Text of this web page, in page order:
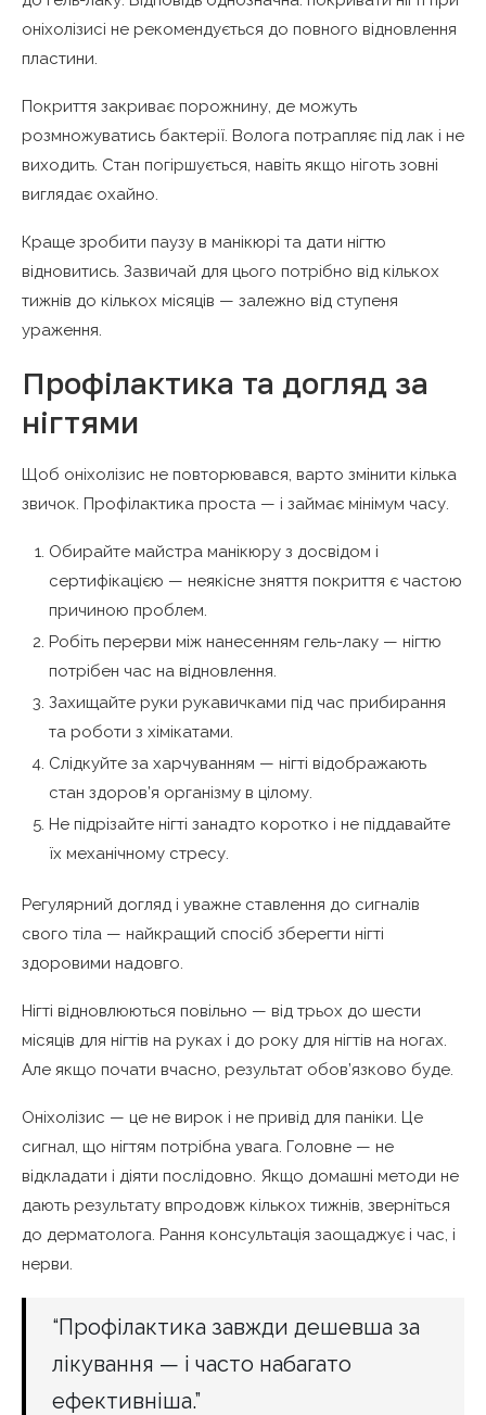
оніхолізисі не рекомендується до повного відновлення
пластини.
Покриття закриває порожнину, де можуть
розмножуватись бактерії. Волога потрапляє під лак і не
виходить. Стан погіршується, навіть якщо ніготь зовні
виглядає охайно.
Краще зробити паузу в манікюрі та дати нігтю
відновитись. Зазвичай для цього потрібно від кількох
тижнів до кількох місяців — залежно від ступеня
ураження.
Профілактика та догляд за
нігтями
Щоб оніхолізис не повторювався, варто змінити кілька
звичок. Профілактика проста — і займає мінімум часу.
Обирайте майстра манікюру з досвідом і
сертифікацією — неякісне зняття покриття є частою
причиною проблем.
Робіть перерви між нанесенням гель-лаку — нігтю
потрібен час на відновлення.
Захищайте руки рукавичками під час прибирання
та роботи з хімікатами.
Слідкуйте за харчуванням — нігті відображають
стан здоров’я організму в цілому.
Не підрізайте нігті занадто коротко і не піддавайте
їх механічному стресу.
Регулярний догляд і уважне ставлення до сигналів
свого тіла — найкращий спосіб зберегти нігті
здоровими надовго.
Нігті відновлюються повільно — від трьох до шести
місяців для нігтів на руках і до року для нігтів на ногах.
Але якщо почати вчасно, результат обов’язково буде.
Оніхолізис — це не вирок і не привід для паніки. Це
сигнал, що нігтям потрібна увага. Головне — не
відкладати і діяти послідовно. Якщо домашні методи не
дають результату впродовж кількох тижнів, зверніться
до дерматолога. Рання консультація заощаджує і час, і
нерви.
“Профілактика завжди дешевша за
лікування — і часто набагато
ефективніша.”